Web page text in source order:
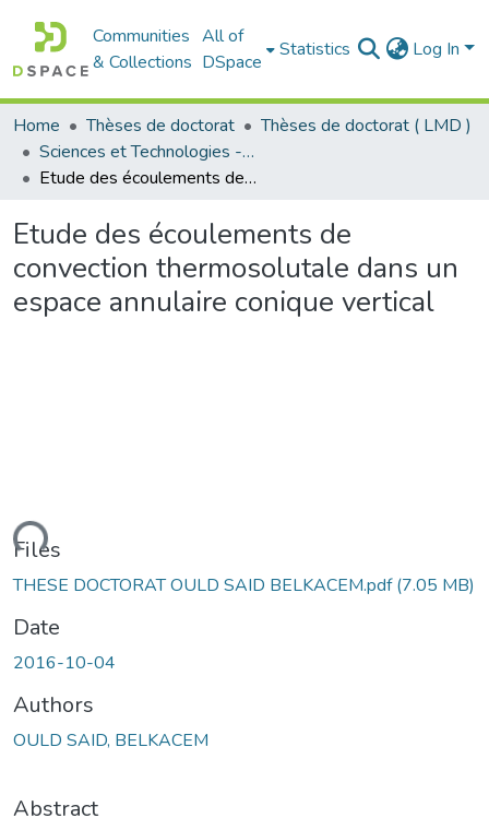
Communities
& Collections
All of
DSpace
Statistics Log In
Home Thèses de doctorat
Thèses de doctorat ( LMD )
Sciences et Technologies - العلوم و التكنولوجيا
Etude des écoulements de convection thermosolutale dans un espace annulaire conique vertical
Etude des écoulements de
convection thermosolutale dans un
espace annulaire conique vertical
Files
THESE DOCTORAT OULD SAID BELKACEM.pdf(7.05 MB)
Date
2016-10-04
Authors
OULD SAID, BELKACEM
Abstract